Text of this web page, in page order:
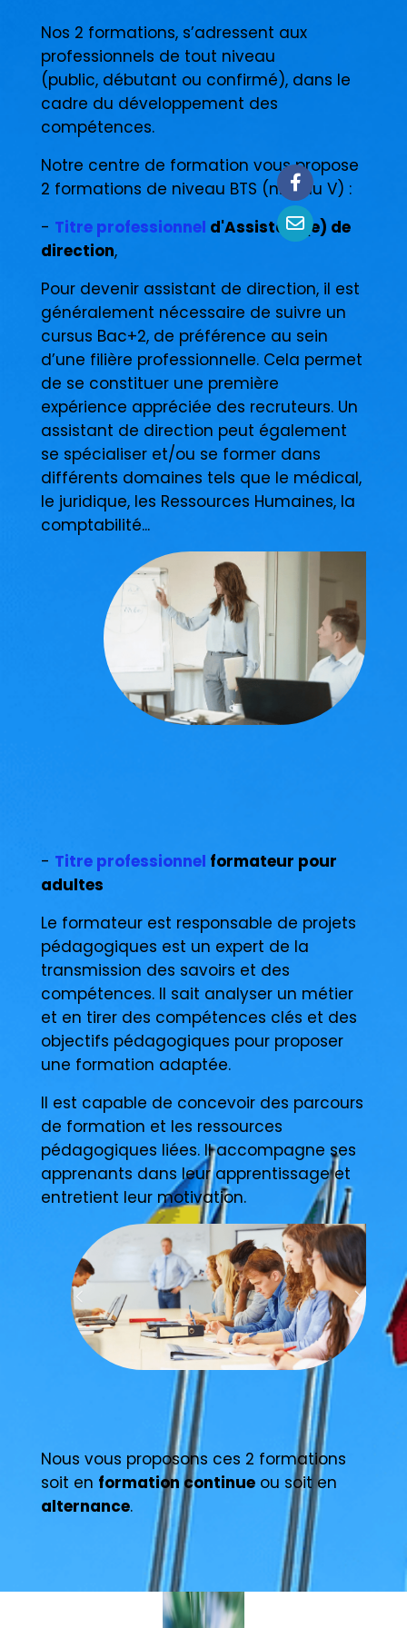
Nos 2 formations, s’adressent aux
professionnels de tout niveau
(public, débutant ou confirmé), dans le
cadre du développement des
compétences.
Notre centre de formation vous propose
2 formations de niveau BTS (niveau V) :
- Titre professionnel d'Assistant(e) de
direction,
Pour devenir assistant de direction, il est
généralement nécessaire de suivre un
cursus Bac+2, de préférence au sein
d’une filière professionnelle. Cela permet
de se constituer une première
expérience appréciée des recruteurs. Un
assistant de direction peut également
se spécialiser et/ou se former dans
différents domaines tels que le médical,
le juridique, les Ressources Humaines, la
comptabilité...
- Titre professionnel formateur pour
adultes
Le formateur est responsable de projets
pédagogiques est un expert de la
transmission des savoirs et des
compétences. Il sait analyser un métier
et en tirer des compétences clés et des
objectifs pédagogiques pour proposer
une formation adaptée.
Il est capable de concevoir des parcours
de formation et les ressources
pédagogiques liées. Il accompagne ses
apprenants dans leur apprentissage et
entretient leur motivation.
Nous vous proposons ces 2 formations
soit en formation continue ou soit en
alternance.